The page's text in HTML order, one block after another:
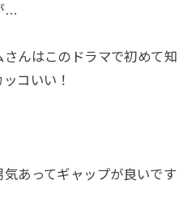
…
んはこのドラマで初めて知
コいい！
あってギャップが良いです